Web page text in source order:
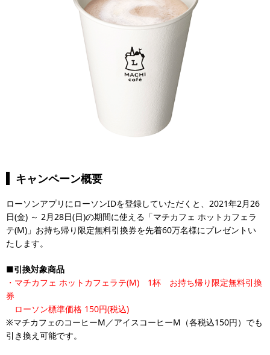
キャンペーン概要
ローソンアプリにローソンIDを登録していただくと、2021年2月26
日(金) ～ 2月28日(日)の期間に使える「マチカフェ ホットカフェラ
テ(M)」お持ち帰り限定無料引換券を先着60万名様にプレゼントい
たします。
■引換対象商品
・マチカフェ ホットカフェラテ(M) 1杯 お持ち帰り限定無料引換
券
ローソン標準価格 150円(税込)
※マチカフェのコーヒーM／アイスコーヒーM（各税込150円）でも
引き換え可能です。